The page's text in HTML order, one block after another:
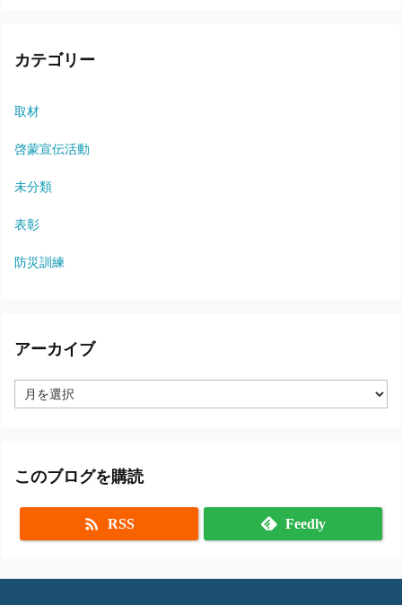
カテゴリー
取材
啓蒙宣伝活動
未分類
表彰
防災訓練
アーカイブ
ー
このブログを購読
 RSS Feedly